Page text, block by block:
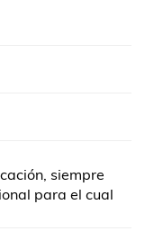
siempre
para el cual